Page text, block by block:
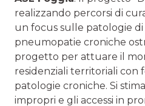
realizzando percorsi di
un focus sulle patologie di
pneumopatie croniche
progetto per attuare il
residenziali territoriali con
patologie croniche. Si
impropri e gli accessi in